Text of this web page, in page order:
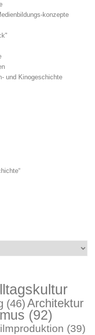
konzepte
und Kinogeschichte
(46) Architektur
(92)
(39)